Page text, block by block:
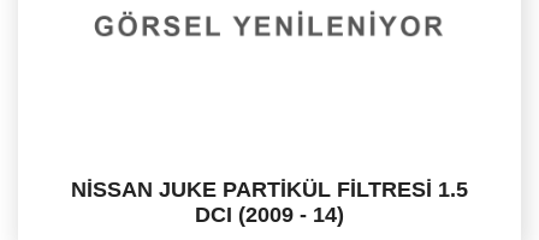
NİSSAN JUKE PARTİKÜL FİLTRESİ 1.5
DCI (2009 - 14)